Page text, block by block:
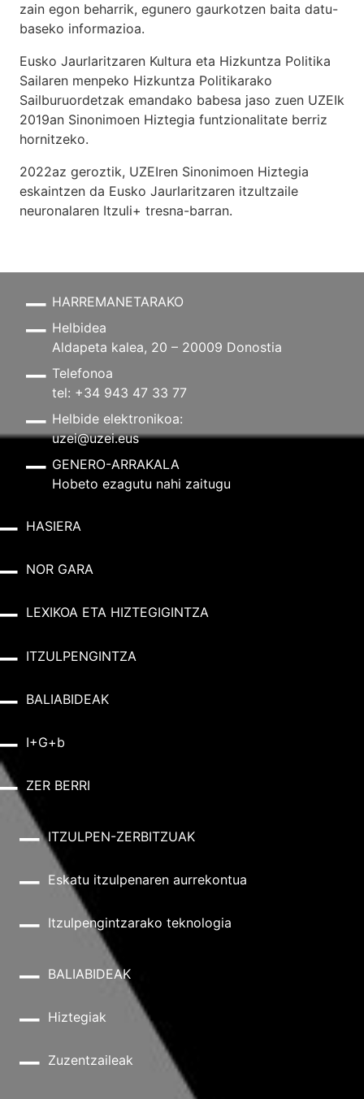
zain egon beharrik, egunero gaurkotzen baita datu-
baseko informazioa.
Eusko Jaurlaritzaren Kultura eta Hizkuntza Politika
Sailaren menpeko Hizkuntza Politikarako
Sailburuordetzak emandako babesa jaso zuen UZEIk
2019an Sinonimoen Hiztegia funtzionalitate berriz
hornitzeko.
2022az geroztik, UZEIren Sinonimoen Hiztegia
eskaintzen da Eusko Jaurlaritzaren itzultzaile
neuronalaren Itzuli+ tresna-barran.
HARREMANETARAKO
Helbidea
Aldapeta kalea, 20 – 20009 Donostia
Telefonoa
tel: +34 943 47 33 77
Helbide elektronikoa:
uzei@uzei.eus
GENERO-ARRAKALA
Hobeto ezagutu nahi zaitugu
HASIERA
NOR GARA
LEXIKOA ETA HIZTEGIGINTZA
ITZULPENGINTZA
BALIABIDEAK
I+G+b
ZER BERRI
ITZULPEN-ZERBITZUAK
Eskatu itzulpenaren aurrekontua
Itzulpengintzarako teknologia
BALIABIDEAK
Hiztegiak
Zuzentzaileak